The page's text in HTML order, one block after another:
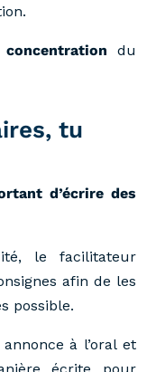
du
tu
d’écrire des
le facilitateur
afin de les
possible.
à l’oral et